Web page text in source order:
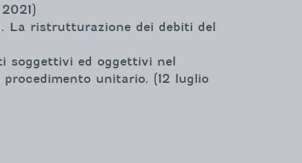
La ristrutturazione dei debiti del
soggettivi ed oggettivi nel
unitario. (12 luglio